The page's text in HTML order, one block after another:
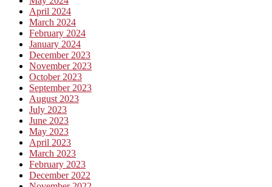
April 2024
March 2024
February 2024
January 2024
December 2023
November 2023
October 2023
September 2023
August 2023
July 2023
June 2023
May 2023
April 2023
March 2023
February 2023
December 2022